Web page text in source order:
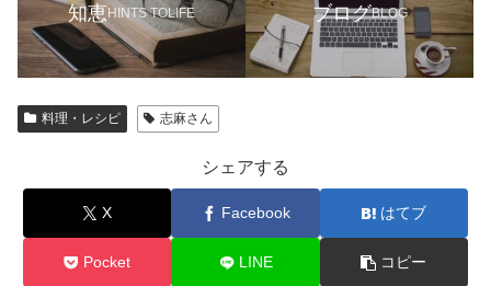
知恵HINTS TOLIFE ブログBLOG
料理・レシピ 志麻さん
シェアする
X Facebook はてブ
Pocket LINE コピー